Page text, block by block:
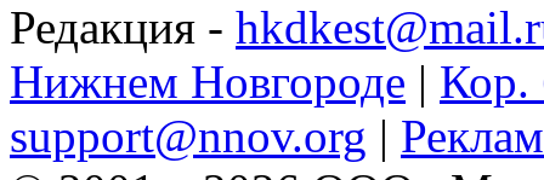
Редакция -
Нижнем Новгороде | Кор.
support@nnov.org |